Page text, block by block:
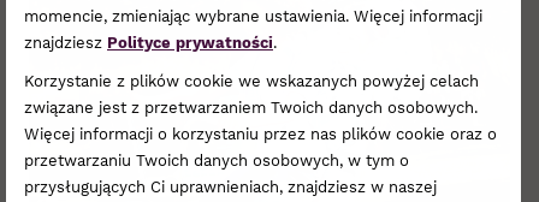
momencie, zmieniając wybrane ustawienia. Więcej informacji
znajdziesz Polityce prywatności.
Korzystanie z plików cookie we wskazanych powyżej celach
związane jest z przetwarzaniem Twoich danych osobowych.
Więcej informacji o korzystaniu przez nas plików cookie oraz o
przetwarzaniu Twoich danych osobowych, w tym o
przysługujących Ci uprawnieniach, znajdziesz w naszej